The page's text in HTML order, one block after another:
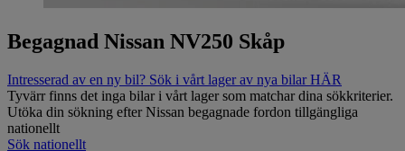
Begagnad Nissan NV250 Skåp
Intresserad av en ny bil? Sök i vårt lager av nya bilar HÄR
Tyvärr finns det inga bilar i vårt lager som matchar dina sökkriterier.
Utöka din sökning efter Nissan begagnade fordon tillgängliga
nationellt
Sök nationellt